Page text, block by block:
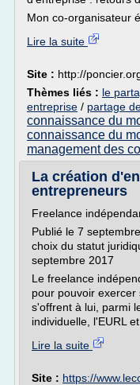
Mon co-organisateur
Lire la suite
Site : http://
Thèmes liés : le
entreprise / partage
connaissance du
connaissance du
management des
La création
entrepreneurs
Freelance
Publié le 7
choix du statut
septembre 2017
Le freelance
pour pouvoir exercer
s'offrent à lui, parmi
individuelle, l'EURL
Lire la suite
Site : https://